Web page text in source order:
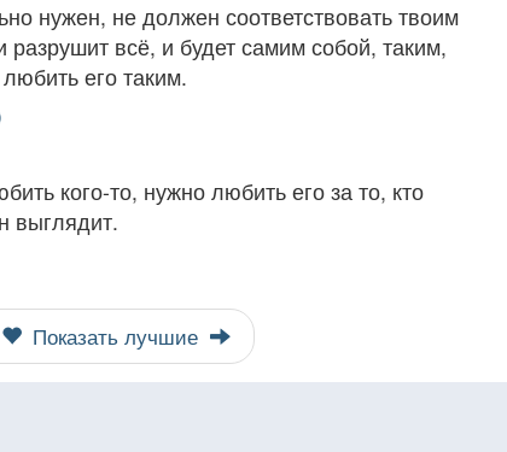
нужен, не должен соответствовать твоим
всё, и будет самим собой, таким,
его таким.
кого-то, нужно любить его за то, кто
выглядит.
Показать лучшие